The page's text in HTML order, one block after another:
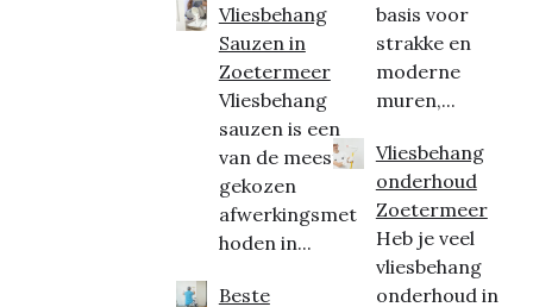
Vliesbehang
Sauzen in
Zoetermeer
Vliesbehang
sauzen is een
van de meest
gekozen
afwerkingsmet
hoden in...
Beste
basis voor
strakke en
moderne
muren,...
Vliesbehang
onderhoud
Zoetermeer
Heb je veel
vliesbehang
onderhoud in